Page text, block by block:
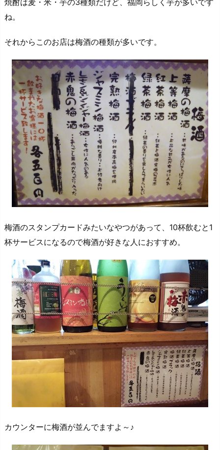
焼酎は麦・米・芋の3種類だけど、福岡らしく芋が多いです
ね。
それからこのお店は梅酒の種類が多いです。
梅酒のスタンプカードみたいなやつがあって、10杯飲むと1
杯サービスになるので梅酒が好きな人におすすめ。
カウンターに梅酒が並んでますよ～♪